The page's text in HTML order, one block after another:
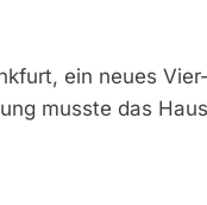
ein neues
musste das